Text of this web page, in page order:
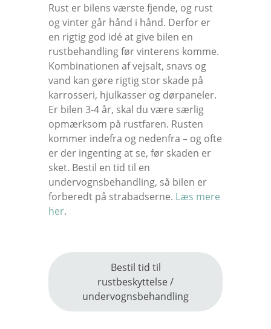
Rust er bilens værste fjende, og rust
og vinter går hånd i hånd. Derfor er
en rigtig god idé at give bilen en
rustbehandling før vinterens komme.
Kombinationen af vejsalt, snavs og
vand kan gøre rigtig stor skade på
karrosseri, hjulkasser og dørpaneler.
Er bilen 3-4 år, skal du være særlig
opmærksom på rustfaren. Rusten
kommer indefra og nedenfra – og ofte
er der ingenting at se, før skaden er
sket. Bestil en tid til en
undervognsbehandling, så bilen er
forberedt på strabadserne. Læs mere
her.
Bestil tid til
rustbeskyttelse /
undervognsbehandling